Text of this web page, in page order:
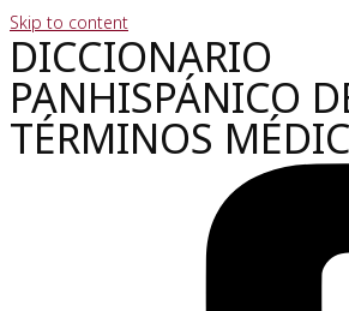
Skip to content
DICCIONARIO
PANHISPÁNICO
TÉRMINOS